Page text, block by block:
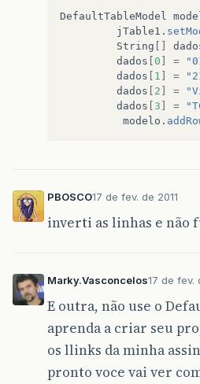
DefaultTableModel
jTable1 .
String
dados 0 =
dados
1 =
dados
2 =
dados
3 =
modelo .
PBOSCO17 de fev. de 2011
inverti as linhas e não
Marky.Vasconcelos17 de fev.
E outra, não use o
aprenda a criar seu
os llinks da minha
pronto voce vai ver